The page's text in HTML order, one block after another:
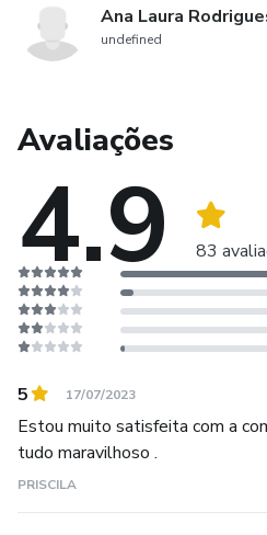
Ana Laura
undefined
Avaliações
4.9 83
5 17/07/2023
Estou muito satisfeita com a
tudo maravilhoso .
PRISCILA